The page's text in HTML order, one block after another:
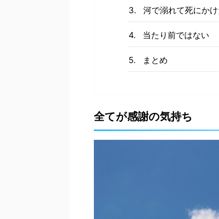
河で溺れて死にか
当たり前ではない
まとめ
全てが感謝の気持ち